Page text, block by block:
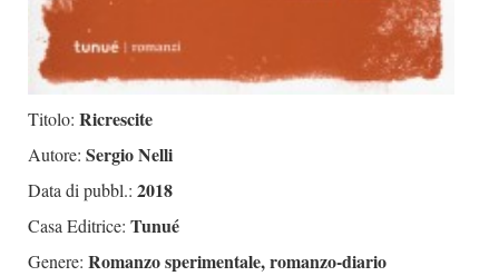
Marketing
Titolo: Ricrescite
Autore: Sergio Nelli
Data di pubbl.: 2018
Casa Editrice: Tunué
Genere: Romanzo sperimentale, romanzo-diario